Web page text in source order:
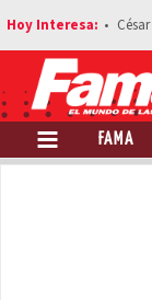
FAMA